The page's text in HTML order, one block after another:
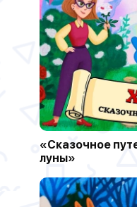
«Сказочное
луны»